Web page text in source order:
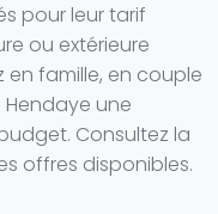
pour leur tarif
ou extérieure
en famille, en couple
une
Consultez la
offres disponibles.